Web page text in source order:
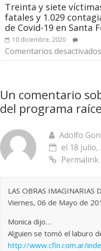
Treinta y siete
fatales y 1.029
de Covid-19 en Santa
10 diciembre, 2020
Comentarios desactivados
Un comentario
del programa
Adolfo
el 18 julio,
Permalink
LAS OBRAS IMAGINARIAS
Viernes, 06 de Mayo de
Monica dijo…
Alguien se tomó el laburo
http://www.cfin.com.ar/